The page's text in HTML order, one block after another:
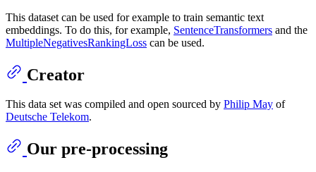
This dataset can be used for example to train semantic text
embeddings. To do this, for example, SentenceTransformers and the
MultipleNegativesRankingLoss can be used.
Creator
This data set was compiled and open sourced by Philip May of
Deutsche Telekom.
Our pre-processing